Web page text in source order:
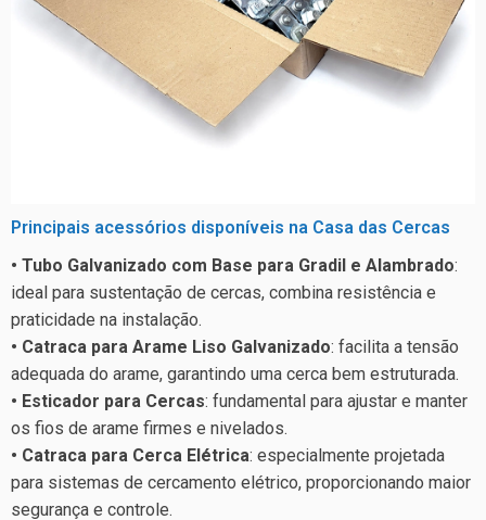
Principais acessórios disponíveis na Casa das Cercas
• Tubo Galvanizado com Base para Gradil e Alambrado:
ideal para sustentação de cercas, combina resistência e
praticidade na instalação.
• Catraca para Arame Liso Galvanizado: facilita a tensão
adequada do arame, garantindo uma cerca bem estruturada.
• Esticador para Cercas: fundamental para ajustar e manter
os fios de arame firmes e nivelados.
• Catraca para Cerca Elétrica: especialmente projetada
para sistemas de cercamento elétrico, proporcionando maior
segurança e controle.